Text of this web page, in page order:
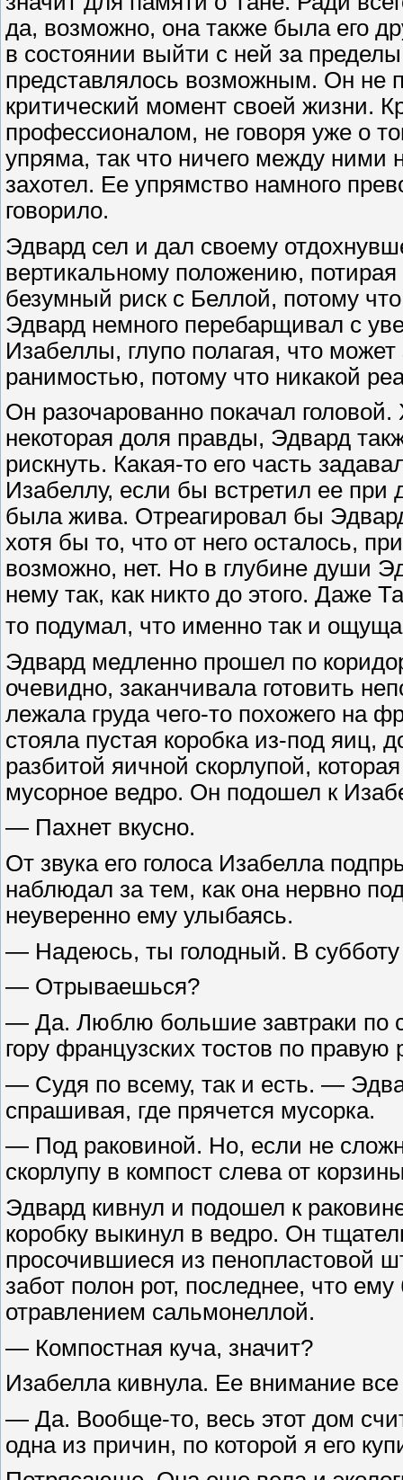
да, возможно, она также была его
в состоянии выйти с ней за
представлялось возможным. Он не
критический момент своей жизни.
профессионалом, не говоря уже о
упряма, так что ничего между
захотел. Ее упрямство намного
говорило.
Эдвард сел и дал своему
вертикальному положению,
безумный риск с Беллой, потому
Эдвард немного перебарщивал с
Изабеллы, глупо полагая, что
ранимостью, потому что никакой
Он разочарованно покачал
некоторая доля правды, Эдвард
рискнуть. Какая-то его часть
Изабеллу, если бы встретил ее при
была жива. Отреагировал бы
хотя бы то, что от него осталось,
возможно, нет. Но в глубине души
нему так, как никто до этого. Даже
то подумал, что именно так и
Эдвард медленно прошел по
очевидно, заканчивала готовить
лежала груда чего-то похожего на
стояла пустая коробка из-под яиц,
разбитой яичной скорлупой,
мусорное ведро. Он подошел к
— Пахнет вкусно.
От звука его голоса Изабелла
наблюдал за тем, как она нервно
неуверенно ему улыбаясь.
— Надеюсь, ты голодный. В
— Отрываешься?
— Да. Люблю большие завтраки по
гору французских тостов по правую
— Судя по всему, так и есть. —
спрашивая, где прячется мусорка.
— Под раковиной. Но, если не
скорлупу в компост слева от
Эдвард кивнул и подошел к
коробку выкинул в ведро. Он
просочившиеся из пенопластовой
забот полон рот, последнее, что
отравлением сальмонеллой.
— Компостная куча, значит?
Изабелла кивнула. Ее внимание
— Да. Вообще-то, весь этот дом
одна из причин, по которой я его